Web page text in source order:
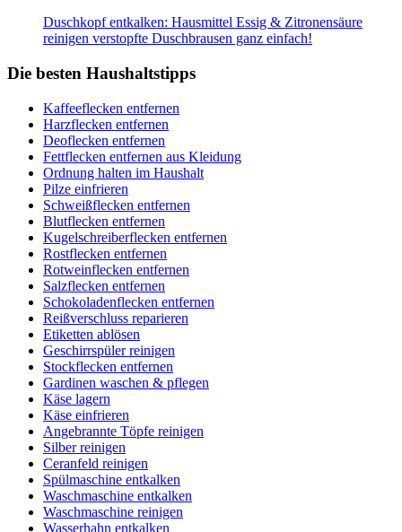
Duschkopf entkalken: Hausmittel Essig & Zitronensäure
reinigen verstopfte Duschbrausen ganz einfach!
Die besten Haushaltstipps
Kaffeeflecken entfernen
Harzflecken entfernen
Deoflecken entfernen
Fettflecken entfernen aus Kleidung
Ordnung halten im Haushalt
Pilze einfrieren
Schweißflecken entfernen
Blutflecken entfernen
Kugelschreiberflecken entfernen
Rostflecken entfernen
Rotweinflecken entfernen
Salzflecken entfernen
Schokoladenflecken entfernen
Reißverschluss reparieren
Etiketten ablösen
Geschirrspüler reinigen
Stockflecken entfernen
Gardinen waschen & pflegen
Käse lagern
Käse einfrieren
Angebrannte Töpfe reinigen
Silber reinigen
Ceranfeld reinigen
Spülmaschine entkalken
Waschmaschine entkalken
Waschmaschine reinigen
Wasserhahn entkalken